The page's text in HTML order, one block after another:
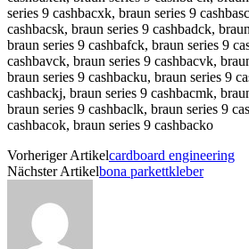
Vorheriger Artikelcardboard engineering
Nächster Artikelbona parkettkleber